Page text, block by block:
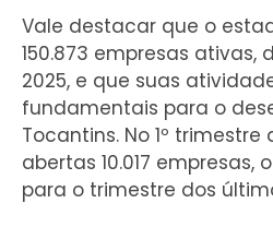
Vale destacar que o
150.873 empresas ativas,
2025, e que suas
fundamentais para o
Tocantins. No 1º
abertas 10.017
para o trimestre dos